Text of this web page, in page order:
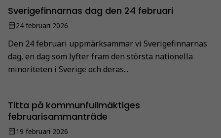
Sverigefinnarnas dag den 24 februari
24 februari 2026
Den 24 februari uppmärksammar vi Sverigefinnarnas
dag, en dag som lyfter fram den största nationella
minoriteten i Sverige och deras...
Titta på kommunfullmäktiges
februarisammanträde
19 februari 2026